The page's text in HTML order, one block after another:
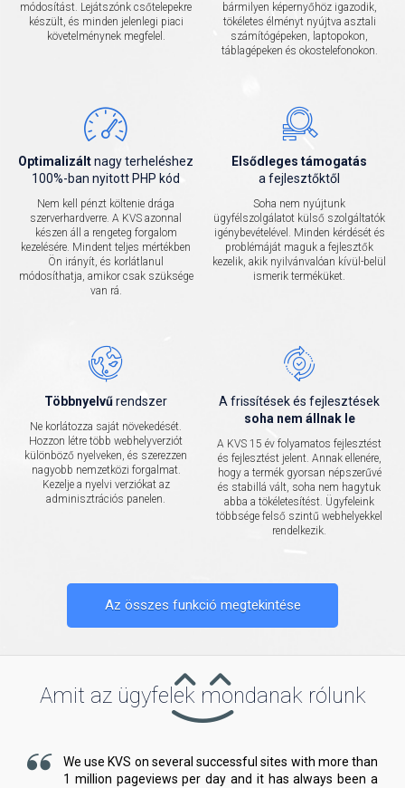
módosítást. Lejátszónk csőtelepekre
készült, és minden jelenlegi piaci
követelménynek megfelel.
bármilyen képernyőhöz igazodik,
tökéletes élményt nyújtva asztali
számítógépeken, laptopokon,
táblagépeken és okostelefonokon.
Optimalizáltnagy terheléshez
100%-ban nyitott PHP kód
Nem kell pénzt költenie drága
szerverhardverre. A KVS azonnal
készen áll a rengeteg forgalom
kezelésére. Mindent teljes mértékben
Ön irányít, és korlátlanul
módosíthatja, amikor csak szüksége
van rá.
Elsődleges támogatás
a fejlesztőktől
Soha nem nyújtunk
ügyfélszolgálatot külső szolgáltatók
igénybevételével. Minden kérdését és
problémáját maguk a fejlesztők
kezelik, akik nyilvánvalóan kívül-belül
ismerik terméküket.
Többnyelvűrendszer
Ne korlátozza saját növekedését.
Hozzon létre több webhelyverziót
különböző nyelveken, és szerezzen
nagyobb nemzetközi forgalmat.
Kezelje a nyelvi verziókat az
adminisztrációs panelen.
A frissítések és fejlesztések
soha nem állnak le
A KVS 15 év folyamatos fejlesztést
és fejlesztést jelent. Annak ellenére,
hogy a termék gyorsan népszerűvé
és stabillá vált, soha nem hagytuk
abba a tökéletesítést. Ügyfeleink
többsége felső szintű webhelyekkel
rendelkezik.
Az összes funkció megtekintése
Amit az ügyfelek mondanak rólunk
We use KVS on several successful sites with more than
1 million pageviews per day and it has always been a